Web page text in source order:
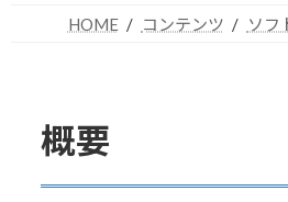
HOME コンテンツ ソフ
概要